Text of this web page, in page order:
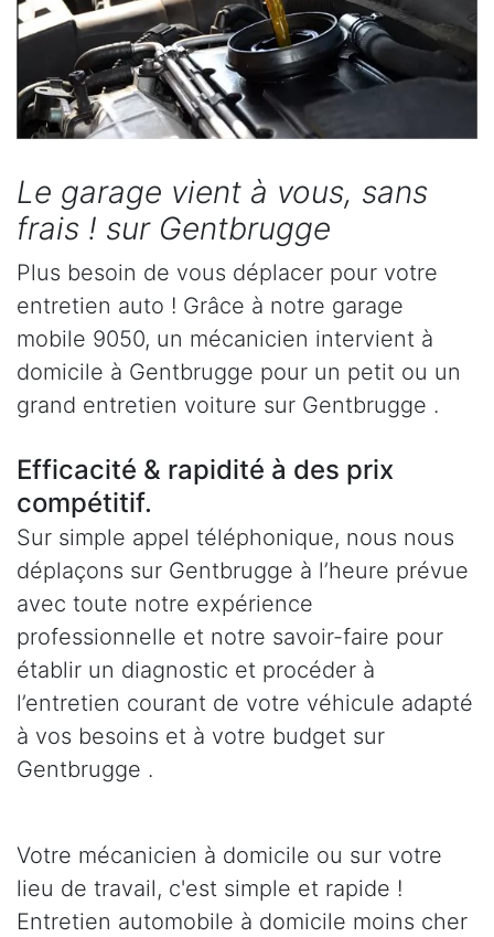
Le garage vient à vous, sans
frais ! sur Gentbrugge
Plus besoin de vous déplacer pour votre
entretien auto ! Grâce à notre garage
mobile 9050, un mécanicien intervient à
domicile à Gentbrugge pour un petit ou un
grand entretien voiture sur Gentbrugge .
Efficacité & rapidité à des prix
compétitif.
Sur simple appel téléphonique, nous nous
déplaçons sur Gentbrugge à l’heure prévue
avec toute notre expérience
professionnelle et notre savoir-faire pour
établir un diagnostic et procéder à
l’entretien courant de votre véhicule adapté
à vos besoins et à votre budget sur
Gentbrugge .
Votre mécanicien à domicile ou sur votre
lieu de travail, c'est simple et rapide !
Entretien automobile à domicile moins cher